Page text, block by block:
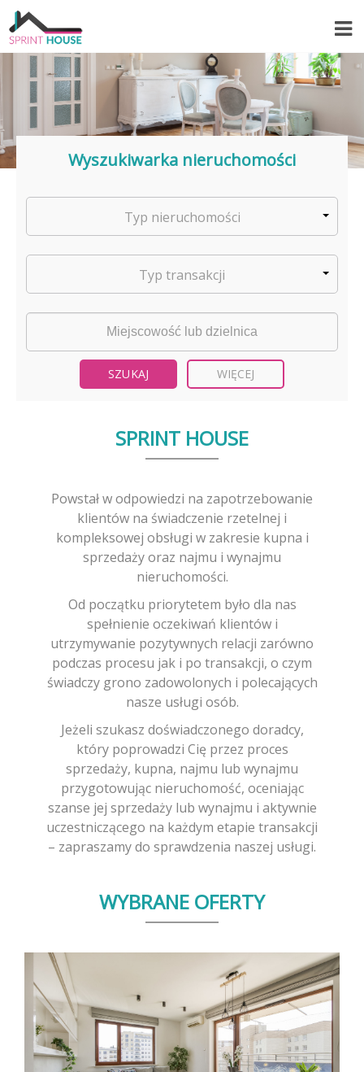
Wyszukiwarka nieruchomości
Typ nieruchomości
Typ transakcji
WIĘCEJ
SPRINT HOUSE
Powstał w odpowiedzi na zapotrzebowanie
klientów na świadczenie rzetelnej i
kompleksowej obsługi w zakresie kupna i
sprzedaży oraz najmu i wynajmu
nieruchomości.
Od początku priorytetem było dla nas
spełnienie oczekiwań klientów i
utrzymywanie pozytywnych relacji zarówno
podczas procesu jak i po transakcji, o czym
świadczy grono zadowolonych i polecających
nasze usługi osób.
Jeżeli szukasz doświadczonego doradcy,
który poprowadzi Cię przez proces
sprzedaży, kupna, najmu lub wynajmu
przygotowując nieruchomość, oceniając
szanse jej sprzedaży lub wynajmu i aktywnie
uczestniczącego na każdym etapie transakcji
– zapraszamy do sprawdzenia naszej usługi.
WYBRANE OFERTY